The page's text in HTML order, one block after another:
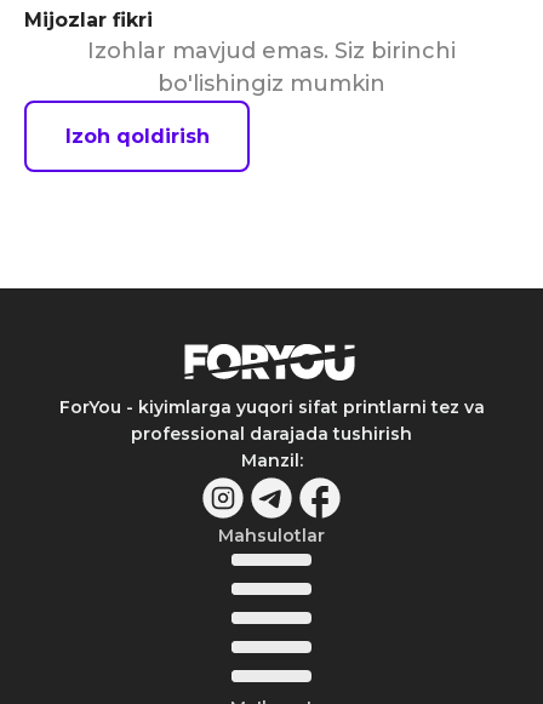
Mijozlar fikri
Izohlar mavjud emas. Siz birinchi
bo'lishingiz mumkin
Izoh qoldirish
ForYou - kiyimlarga yuqori sifat printlarni tez va
professional darajada tushirish
Manzil:
Mahsulotlar